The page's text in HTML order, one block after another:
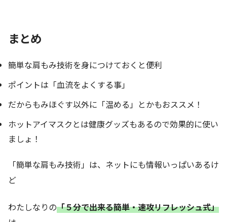
まとめ
簡単な肩もみ技術を身につけておくと便利
ポイントは「血流をよくする事」
だからもみほぐす以外に「温める」とかもおススメ！
ホットアイマスクとは健康グッズもあるので効果的に使い
ましょ！
「簡単な肩もみ技術」は、ネットにも情報いっぱいあるけ
ど
わたしなりの「５分で出来る簡単・速攻リフレッシュ式」